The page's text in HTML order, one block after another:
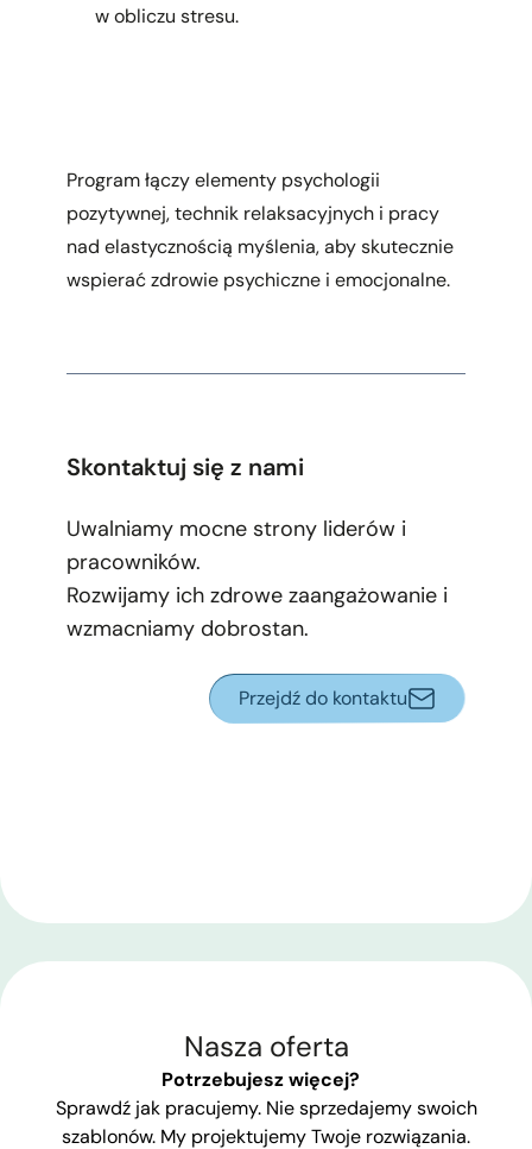
w obliczu stresu.
Program łączy elementy psychologii
pozytywnej, technik relaksacyjnych i pracy
nad elastycznością myślenia, aby skutecznie
wspierać zdrowie psychiczne i emocjonalne.
Skontaktuj się z nami
Uwalniamy mocne strony liderów i
pracowników.
Rozwijamy ich zdrowe zaangażowanie i
wzmacniamy dobrostan.
Przejdź do kontaktu
Nasza oferta
Potrzebujesz więcej?
Sprawdź jak pracujemy. Nie sprzedajemy swoich
szablonów. My projektujemy Twoje rozwiązania.